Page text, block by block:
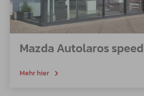
Mazda Autolaros
Mehr hier